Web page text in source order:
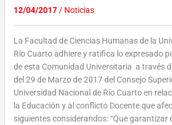
12/04/2017/ Noticias
La Facultad de Ciencias Humanas de la
Río Cuarto adhiere y ratifica lo expresado
de esta Comunidad Universitaria a través
del 29 de Marzo de 2017 del Consejo
Universidad Nacional de Río Cuarto en
la Educación y al conflicto Docente que
siguientes considerandos: “Que garantizar